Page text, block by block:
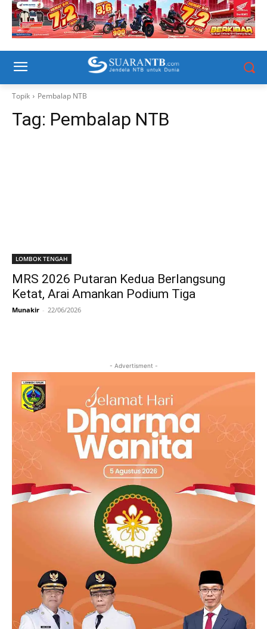
Topik Pembalap NTB
Tag: Pembalap NTB
LOMBOK TENGAH
MRS 2026 Putaran Kedua Berlangsung
Ketat, Arai Amankan Podium Tiga
Munakir - 22/06/2026
- Advertisment -